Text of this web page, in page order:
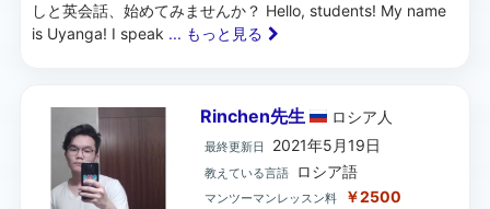
しと英会話、始めてみませんか？ Hello, students! My name
is Uyanga! I speak ... もっと見る
Rinchen先生 ロシア 人
最終更新日 2021年5月19日
教えている言語 ロシア語
マンツーマンレッスン料 ￥2500